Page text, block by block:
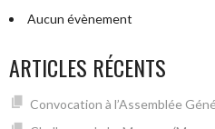
Aucun évènement
ARTICLES RÉCENTS
Convocation à l’Assemblée